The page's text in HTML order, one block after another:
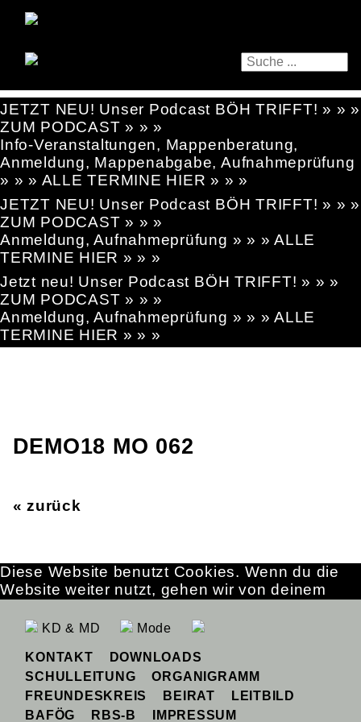
JETZT NEU! Unser Podcast BÖH TRIFFT! » » »
ZUM PODCAST » » »
Info-Veranstaltungen, Mappenberatung,
Anmeldung, Mappenabgabe, Aufnahmeprüfung
» » » ALLE TERMINE HIER » » »
JETZT NEU! Unser Podcast BÖH TRIFFT! » » »
ZUM PODCAST » » »
Anmeldung, Aufnahmeprüfung » » » ALLE
TERMINE HIER » » »
Jetzt neu! Unser Podcast BÖH TRIFFT! » » »
ZUM PODCAST » » »
Anmeldung, Aufnahmeprüfung » » » ALLE
TERMINE HIER » » »
DEMO18 MO 062
« zurück
KD & MD Mode
KONTAKT
DOWNLOADS
SCHULLEITUNG
ORGANIGRAMM
FREUNDESKREIS
BEIRAT
LEITBILD
BAFÖG
RBS-B IMPRESSUM
Diese Website benutzt Cookies. Wenn du die
Website weiter nutzt, gehen wir von deinem